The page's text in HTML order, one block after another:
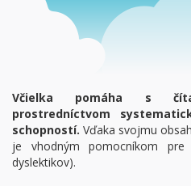
Včielka pomáha s
prostredníctvom
schopností. Vďaka svojmu
je vhodným pomocníkom
dyslektikov).